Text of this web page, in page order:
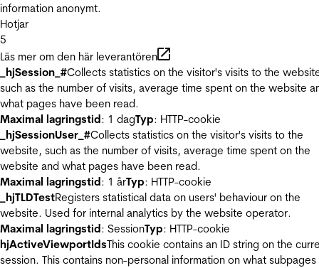
information anonymt.
Hotjar
5
Läs mer om den här leverantören
_hjSession_#Collects statistics on the visitor's visits to the
such as the number of visits, average time spent on the website
what pages have been read.
Maximal lagringstid: 1 dagTyp: HTTP-cookie
_hjSessionUser_#Collects statistics on the visitor's visits to the
website, such as the number of visits, average time spent on the
website and what pages have been read.
Maximal lagringstid: 1 årTyp: HTTP-cookie
_hjTLDTestRegisters statistical data on users' behaviour on the
website. Used for internal analytics by the website operator.
Maximal lagringstid: SessionTyp: HTTP-cookie
hjActiveViewportIdsThis cookie contains an ID string on the
session. This contains non-personal information on what